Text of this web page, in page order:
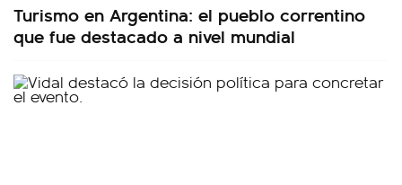
Turismo en Argentina: el pueblo correntino
que fue destacado a nivel mundial